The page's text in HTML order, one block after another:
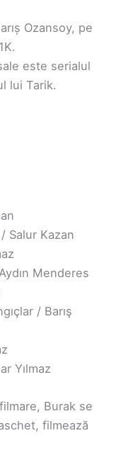
Ozansoy, pe
este serialul
lui Tarik.
Salur Kazan
Menderes
/ Barış
Yılmaz
Burak se
filmează